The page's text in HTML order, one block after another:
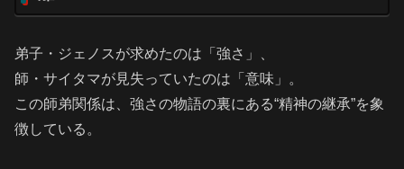
弟子・ジェノスが求めたのは「強さ」、
師・サイタマが見失っていたのは「意味」。
この師弟関係は、強さの物語の裏にある“精神の継承”を象
徴している。